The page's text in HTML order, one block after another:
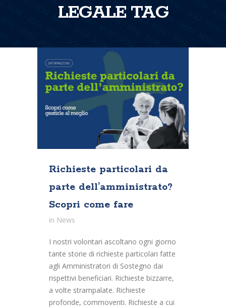
LEGALE TAG
Richieste particolari da
parte dell’amministrato?
Scopri come fare
in News
I nostri volontari ascoltano ogni giorno
tante storie di richieste particolari fatte
agli Amministratori di Sostegno dai
rispettivi beneficiari. Richieste bizzarre,
a volte strampalate. Richieste
profonde, commoventi. Richieste a cui